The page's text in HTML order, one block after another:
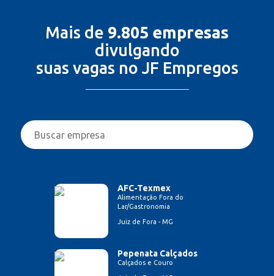
Mais de 9.805 empresas
divulgando
suas vagas no JF Empregos
AFC-Texmex
Alimentação Fora do
Lar/Gastronomia
Juiz de Fora - MG
Pepenata Calçados
Calçados e Couro